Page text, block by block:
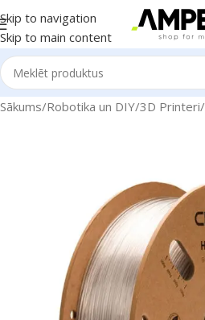
Skip to navigation
Skip to main content
Sākums/Robotika un DIY/3D Printeri/